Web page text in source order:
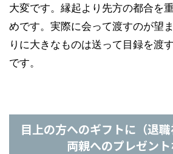
大変です。縁起より先方の都合を
めです。実際に会って渡すのが望
りに大きなものは送って目録を渡
です。
目上の方へのギフトに（退職
両親へのプレゼント